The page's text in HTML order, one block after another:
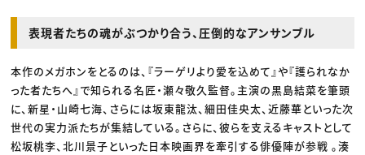
表現者たちの魂がぶつかり合う、圧倒的なアンサンブル
本作のメガホンをとるのは、『ラーゲリより愛を込めて』や『護られなか
った者たちへ』で知られる名匠・瀬々敬久監督。主演の黒島結菜を筆頭
に、新星・山崎七海、さらには坂東龍汰、細田佳央太、近藤華といった次
世代の実力派たちが集結している。さらに、彼らを支えるキャストとして
松坂桃李、北川景子といった日本映画界を牽引する俳優陣が参戦 。湊